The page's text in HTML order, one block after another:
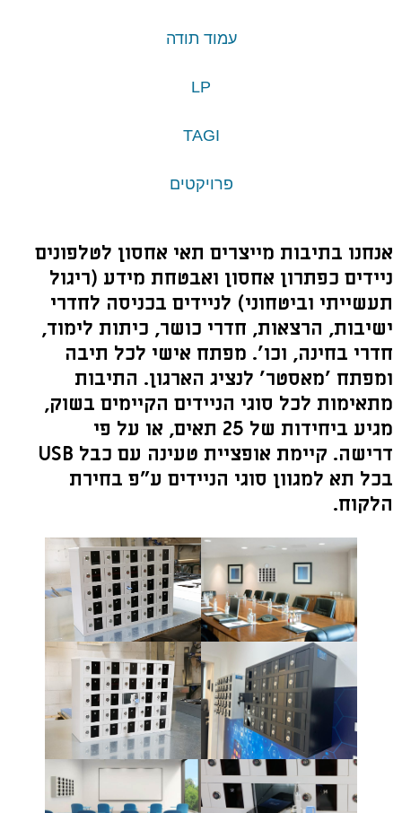
עמוד תודה
LP
TAGI
פרויקטים
אנחנו בתיבות מייצרים תאי אחסון לטלפונים
ניידים כפתרון אחסון ואבטחת מידע (ריגול
תעשייתי וביטחוני) לניידים בכניסה לחדרי
ישיבות, הרצאות, חדרי כושר, כיתות לימוד,
חדרי בחינה, וכו'. מפתח אישי לכל תיבה
ומפתח 'מאסטר' לנציג הארגון. התיבות
מתאימות לכל סוגי הניידים הקיימים בשוק,
מגיע ביחידות של 25 תאים, או על פי
דרישה. קיימת אופציית טעינה עם כבל USB
בכל תא למגוון סוגי הניידים ע"פ בחירת
הלקוח.